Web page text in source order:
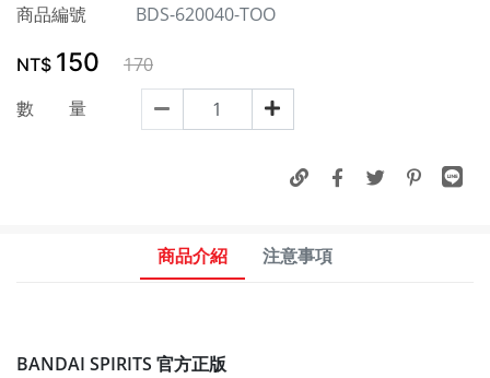
商品編號
BDS-620040-TOO
NT$ 150
170
數 量
商品介紹 注意事項
BANDAI SPIRITS 官方正版